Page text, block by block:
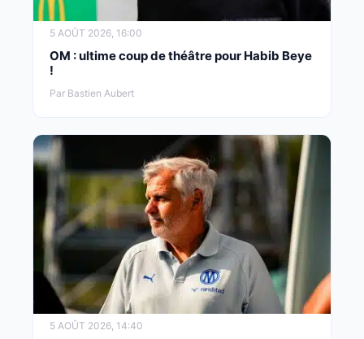
5 AOÛT 2026, 16:00
OM : ultime coup de théâtre pour Habib Beye
!
Par Bastien Aubert
5 AOÛT 2026, 14:40